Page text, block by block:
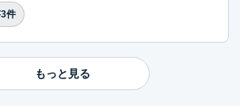
件
もっと見る